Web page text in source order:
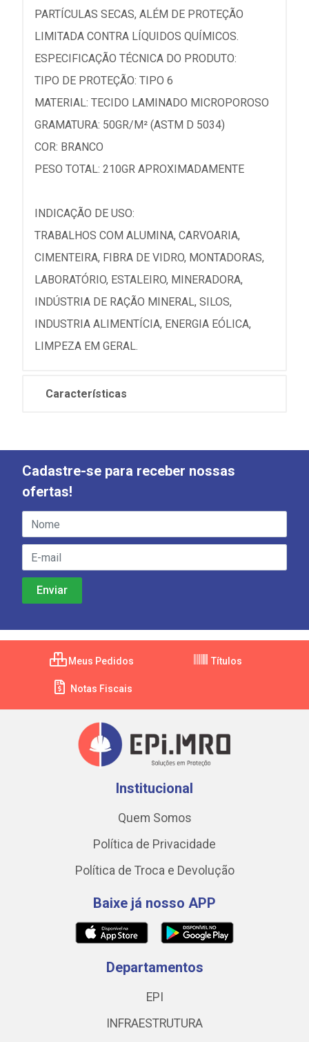
PARTÍCULAS SECAS, ALÉM DE PROTEÇÃO
LIMITADA CONTRA LÍQUIDOS QUÍMICOS.
ESPECIFICAÇÃO TÉCNICA DO PRODUTO:
TIPO DE PROTEÇÃO: TIPO 6
MATERIAL: TECIDO LAMINADO MICROPOROSO
GRAMATURA: 50GR/M² (ASTM D 5034)
COR: BRANCO
PESO TOTAL: 210GR APROXIMADAMENTE
INDICAÇÃO DE USO:
TRABALHOS COM ALUMINA, CARVOARIA,
CIMENTEIRA, FIBRA DE VIDRO, MONTADORAS,
LABORATÓRIO, ESTALEIRO, MINERADORA,
INDÚSTRIA DE RAÇÃO MINERAL, SILOS,
INDUSTRIA ALIMENTÍCIA, ENERGIA EÓLICA,
LIMPEZA EM GERAL.
Características
Cadastre-se para receber nossas
ofertas!
Meus Pedidos Títulos
Notas Fiscais
Institucional
Quem Somos
Política de Privacidade
Política de Troca e Devolução
Baixe já nosso APP
Departamentos
EPI
INFRAESTRUTURA